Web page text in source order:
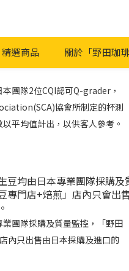
精選商品 關於「野田珈
團隊2位CQI認可Q-grader，
協會所制定的杯測
平均值計出，以供客人參考。
團隊採購及質量監控，「野田
內只出售由日本採購及進口的